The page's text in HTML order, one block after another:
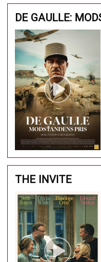
DE GAULLE:
THE INVITE